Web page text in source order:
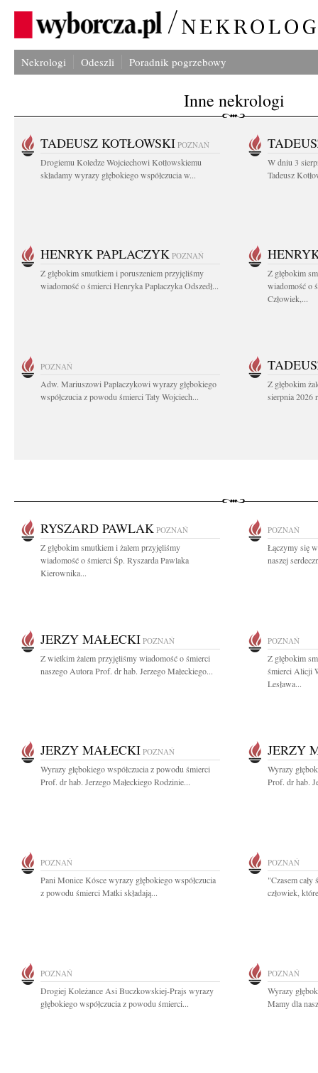
Nekrologi Odeszli Poradnik pogrzebowy
Inne nekrologi
TADEUSZ KOTŁOWSKI POZNAŃ
Drogiemu Koledze Wojciechowi Kotłowskiemu
składamy wyrazy głębokiego współczucia w...
W dniu 3
Tadeusz
HENRYK PAPLACZYK POZNAŃ
Z głębokim smutkiem i poruszeniem przyjęliśmy
wiadomość o śmierci Henryka Paplaczyka Odszedł...
Z głębokim
wiadomość o
Człowiek,...
POZNAŃ
Adw. Mariuszowi Paplaczykowi wyrazy głębokiego
współczucia z powodu śmierci Taty Wojciech...
Z głębokim
sierpnia 2026
RYSZARD PAWLAK POZNAŃ
Z głębokim smutkiem i żalem przyjęliśmy
wiadomość o śmierci Śp. Ryszarda Pawlaka
Kierownika...
POZNAŃ
Łączymy się
naszej
JERZY MAŁECKI POZNAŃ
Z wielkim żalem przyjęliśmy wiadomość o śmierci
naszego Autora Prof. dr hab. Jerzego Małeckiego...
POZNAŃ
Z głębokim
śmierci Alicji
Lesława...
JERZY MAŁECKI POZNAŃ
Wyrazy głębokiego współczucia z powodu śmierci
Prof. dr hab. Jerzego Małeckiego Rodzinie...
JERZY
Wyrazy
Prof. dr hab.
POZNAŃ
Pani Monice Kósce wyrazy głębokiego współczucia
z powodu śmierci Matki składają...
POZNAŃ
"Czasem cały
człowiek,
POZNAŃ
Drogiej Koleżance Asi Buczkowskiej-Prajs wyrazy
głębokiego współczucia z powodu śmierci...
POZNAŃ
Wyrazy
Mamy dla